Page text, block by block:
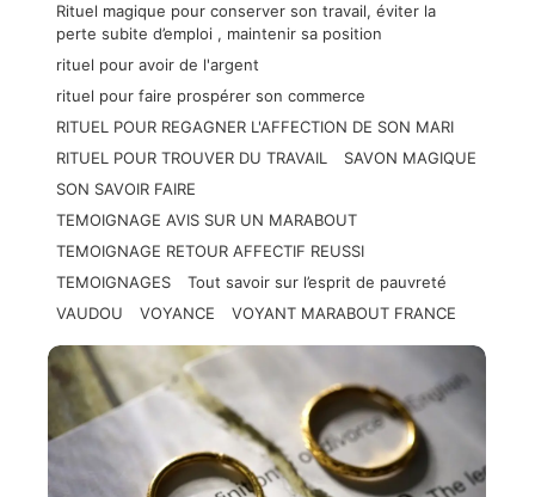
Rituel magique pour conserver son travail, éviter la
perte subite d’emploi , maintenir sa position
rituel pour avoir de l'argent
rituel pour faire prospérer son commerce
RITUEL POUR REGAGNER L'AFFECTION DE SON MARI
RITUEL POUR TROUVER DU TRAVAIL
SAVON MAGIQUE
SON SAVOIR FAIRE
TEMOIGNAGE AVIS SUR UN MARABOUT
TEMOIGNAGE RETOUR AFFECTIF REUSSI
TEMOIGNAGES
Tout savoir sur l’esprit de pauvreté
VAUDOU
VOYANCE VOYANT MARABOUT FRANCE